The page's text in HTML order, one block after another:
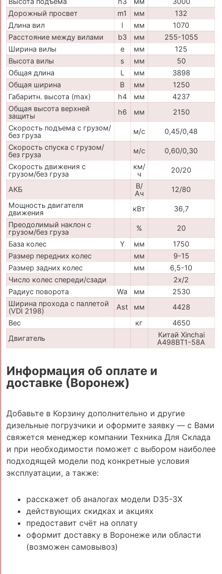
Дорожный просвет
m1 мм
132
Длина вил
l мм
1070
Расстояние между вилами
b3 мм
255-1055
Ширина вилы
e мм
125
Высота вилы
s мм
50
Общая длина
L мм
3898
Общая ширина
B мм
1250
Габаритн. высота (max)
h4 мм
4237
Общая высота верхней
защиты
h6 мм
2150
Скорость подъема с грузом/
без груза
м/с
0,45/0,48
Скорость спуска с грузом/
без груза
м/с
0,60/0,30
Скорость движения с
грузом/без груза
км/
ч
20/20
АКБ
В/
Ач
12/80
Мощность двигателя
движения
кВт
36,7
Преодолимый наклон с
грузом/без груза
%
20
База колес
Y мм
1750
Размер передних колес
мм
9-15
Размер задних колес
мм
6,5-10
Число колес спереди/сзади
2x/2
Радиус поворота
Wa мм
2530
Ширина прохода с паллетой
(VDI 2198)
Ast мм
4428
Вес
кг
4650
Двигатель
Китай Xinchai
A498BT1-58A
Информация об оплате и
доставке (Воронеж)
Добавьте в Корзину дополнительно и другие
дизельные погрузчики и оформите заявку — с Вами
свяжется менеджер компании Техника Для Склада
и при необходимости поможет с выбором наиболее
подходящей модели под конкретные условия
эксплуатации, а также:
расскажет об аналогах модели D35-3X
действующих скидках и акциях
предоставит счёт на оплату
оформит доставку в Воронеже или области
(возможен самовывоз)